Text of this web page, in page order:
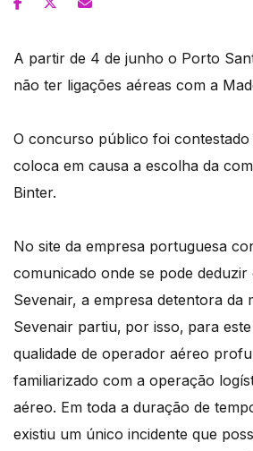
A partir de 4 de junho o Porto
não ter ligações aéreas com a
O concurso público foi
coloca em causa a escolha da
Binter.
No site da empresa portuguesa
comunicado onde se pode deduzir
Sevenair, a empresa detentora da
Sevenair partiu‚ por isso‚ para
qualidade de operador aéreo
familiarizado com a operação
aéreo. Em toda a duração de
existiu um único incidente que